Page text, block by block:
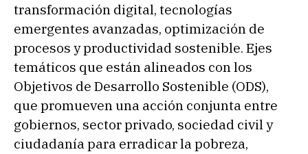
transformación digital, tecnologías
emergentes avanzadas, optimización de
procesos y productividad sostenible. Ejes
temáticos que están alineados con los
Objetivos de Desarrollo Sostenible (ODS),
que promueven una acción conjunta entre
gobiernos, sector privado, sociedad civil y
ciudadanía para erradicar la pobreza,